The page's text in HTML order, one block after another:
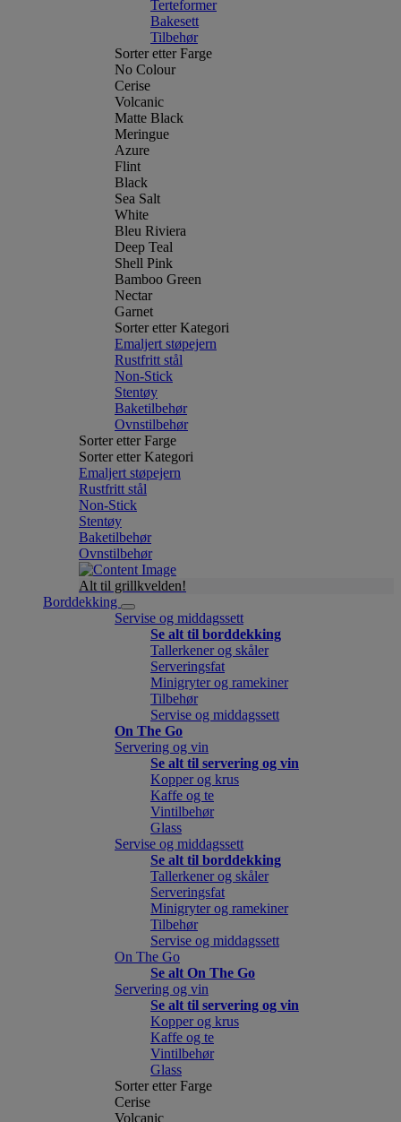
Terteformer
Bakesett
Tilbehør
Sorter etter Farge
No Colour
Cerise
Volcanic
Matte Black
Meringue
Azure
Flint
Black
Sea Salt
White
Bleu Riviera
Deep Teal
Shell Pink
Bamboo Green
Nectar
Garnet
Sorter etter Kategori
Emaljert støpejern
Rustfritt stål
Non-Stick
Stentøy
Baketilbehør
Ovnstilbehør
Sorter etter Farge
Sorter etter Kategori
Emaljert støpejern
Rustfritt stål
Non-Stick
Stentøy
Baketilbehør
Ovnstilbehør
Alt til grillkvelden!
Borddekking
Servise og middagssett
Se alt til borddekking
Tallerkener og skåler
Serveringsfat
Minigryter og ramekiner
Tilbehør
Servise og middagssett
On The Go
Servering og vin
Se alt til servering og vin
Kopper og krus
Kaffe og te
Vintilbehør
Glass
Servise og middagssett
Se alt til borddekking
Tallerkener og skåler
Serveringsfat
Minigryter og ramekiner
Tilbehør
Servise og middagssett
On The Go
Se alt On The Go
Servering og vin
Se alt til servering og vin
Kopper og krus
Kaffe og te
Vintilbehør
Glass
Sorter etter Farge
Cerise
Volcanic